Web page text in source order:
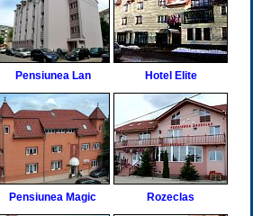
Pensiunea Lan Hotel Elite
Pensiunea Magic Rozeclas